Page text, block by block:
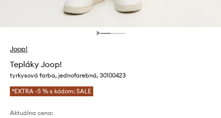
Joop!
Tepláky Joop!
tyrkysová farba, jednofarebná, 30100423
*EXTRA -5 % s kódom: SALE
Aktuálna cena: